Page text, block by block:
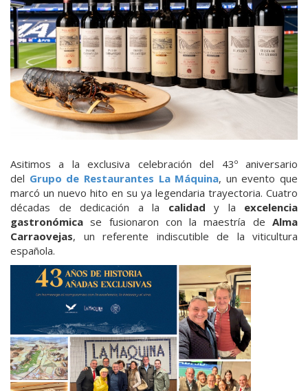
Asitimos a la exclusiva celebración del 43º aniversario
del Grupo de Restaurantes La Máquina, un evento que
marcó un nuevo hito en su ya legendaria trayectoria. Cuatro
décadas de dedicación a la calidad y la excelencia
gastronómica se fusionaron con la maestría de Alma
Carraovejas, un referente indiscutible de la viticultura
española.